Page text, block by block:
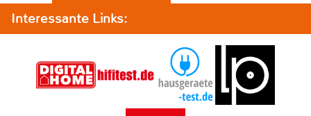
Interessante Links: